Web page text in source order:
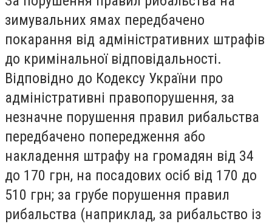
зимувальних ямах передбачено
покарання від адміністративних штрафів
до кримінальної відповідальності.
Відповідно до Кодексу України про
адміністративні правопорушення, за
незначне порушення правил рибальства
передбачено попередження або
накладення штрафу на громадян від 34
до 170 грн, на посадових осіб від 170 до
510 грн; за грубе порушення правил
рибальства (наприклад, за рибальство із